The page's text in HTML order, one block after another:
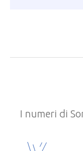
I numeri di